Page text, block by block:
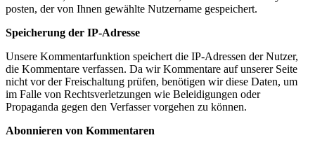
posten, der von Ihnen gewählte Nutzername gespeichert.
Speicherung der IP-Adresse
Unsere Kommentarfunktion speichert die IP-Adressen der Nutzer,
die Kommentare verfassen. Da wir Kommentare auf unserer Seite
nicht vor der Freischaltung prüfen, benötigen wir diese Daten, um
im Falle von Rechtsverletzungen wie Beleidigungen oder
Propaganda gegen den Verfasser vorgehen zu können.
Abonnieren von Kommentaren